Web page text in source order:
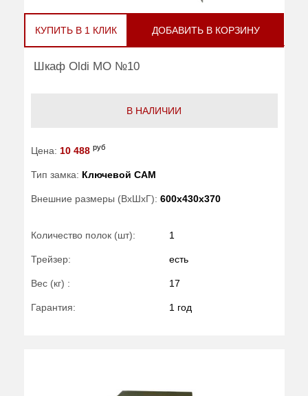
КУПИТЬ В 1 КЛИК ДОБАВИТЬ В КОРЗИНУ
Шкаф Oldi МО №10
В НАЛИЧИИ
Цена: 10 488 руб
Тип замка: Ключевой САМ
Внешние размеры (ВхШхГ): 600x430x370
Количество полок (шт): 1
Трейзер: есть
Вес (кг) : 17
Гарантия: 1 год